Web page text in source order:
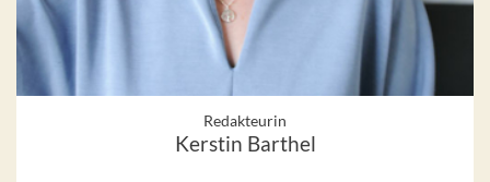
Redakteurin
Kerstin Barthel